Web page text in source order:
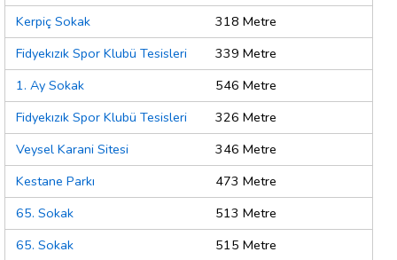
Kerpiç Sokak
318 Metre
Fidyekızık Spor Klubü Tesisleri
339 Metre
1. Ay Sokak
546 Metre
Fidyekızık Spor Klubü Tesisleri
326 Metre
Veysel Karani Sitesi
346 Metre
Kestane Parkı
473 Metre
65. Sokak
513 Metre
65. Sokak
515 Metre